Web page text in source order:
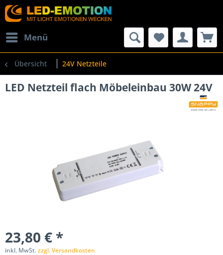
Menü
Übersicht 24V Netzteile
LED Netzteil flach Möbeleinbau 30W 24V
23,80 € *
inkl. MwSt.zzgl. Versandkosten